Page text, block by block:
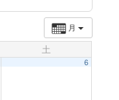
月
土
6